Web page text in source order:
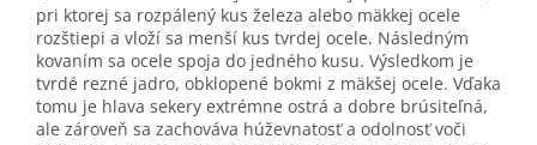
pri ktorej sa rozpálený kus železa alebo mäkkej ocele
rozštiepi a vloží sa menší kus tvrdej ocele. Následným
kovaním sa ocele spoja do jedného kusu. Výsledkom je
tvrdé rezné jadro, obklopené bokmi z mäkšej ocele. Vďaka
tomu je hlava sekery extrémne ostrá a dobre brúsiteľná,
ale zároveň sa zachováva húževnatosť a odolnosť voči